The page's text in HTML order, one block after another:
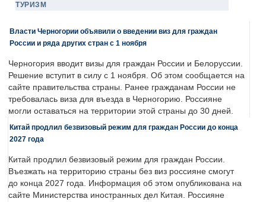
ТУРИЗМ
Власти Черногории объявили о введении виз для граждан
России и ряда других стран с 1 ноября
Черногория вводит визы для граждан России и Белоруссии.
Решение вступит в силу с 1 ноября. Об этом сообщается на
сайте правительства страны. Ранее гражданам России не
требовалась виза для въезда в Черногорию. Россияне
могли оставаться на территории этой страны до 30 дней.
Китай продлил безвизовый режим для граждан России до конца
2027 года
Китай продлил безвизовый режим для граждан России.
Въезжать на территорию страны без виз россияне смогут
до конца 2027 года. Информация об этом опубликована на
сайте Министерства иностранных дел Китая. Россияне